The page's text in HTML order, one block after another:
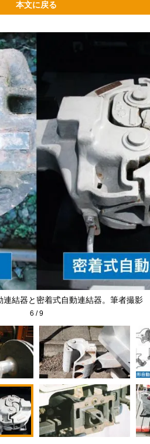
本文に戻る
連結器と密着式自動連結器。筆者撮影
6 /9